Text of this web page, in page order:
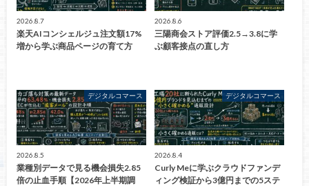
2026.8.7
楽天AIコンシェルジュ注文額17%
増から学ぶ商品ページの育て方
2026.8.6
三陽商会ストア評価2.5→3.8に学
ぶ顧客接点の直し方
デジタルコマース
2026.8.5
業種別データで見る機会損失2.85
倍の止血手順【2026年上半期調
デジタルコマース
2026.8.4
Curly Meに学ぶクラウドファンデ
ィング検証から3億円までの5ステ